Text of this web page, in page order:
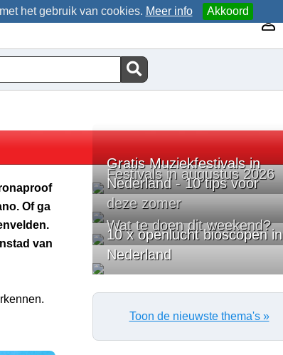
het gebruik van cookies. Meer info Akkoord
Of ga
van
Festivals in augustus 2026
Gratis Muziekfestivals in
Nederland - 10 tips voor
deze zomer
Wat te doen dit weekend?
10 x openlucht bioscopen in
Nederland
Toon de nieuwste thema's »